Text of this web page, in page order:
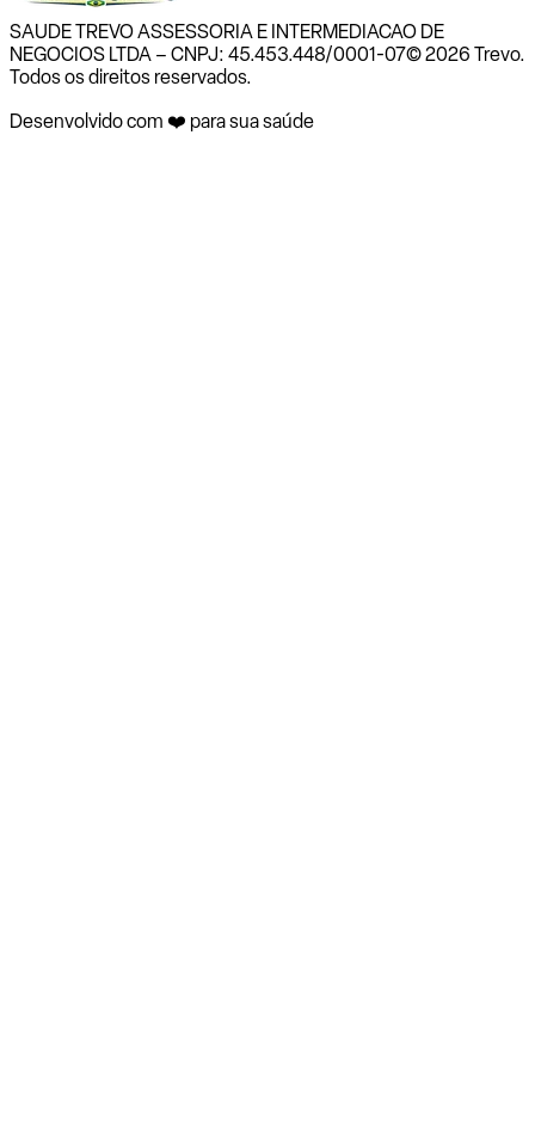
SAUDE TREVO ASSESSORIA E INTERMEDIACAO DE
NEGOCIOS LTDA – CNPJ: 45.453.448/0001-07© 2026 Trevo.
Todos os direitos reservados.
Desenvolvido com ❤️ para sua saúde